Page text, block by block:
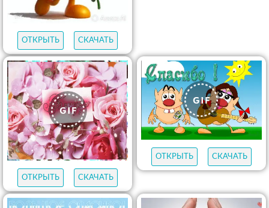
ОТКРЫТЬ СКАЧАТЬ
ОТКРЫТЬ СКАЧАТЬ
ОТКРЫТЬ СКАЧАТЬ